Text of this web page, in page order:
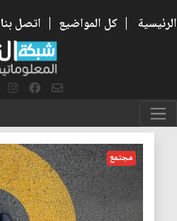
الرئيسية | كل المواضيع | اتصل بنا
مجتمع